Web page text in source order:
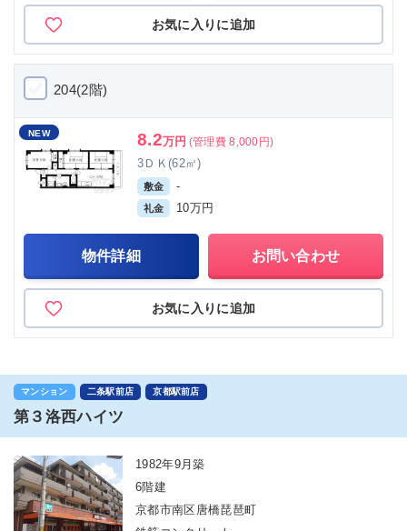
お気に入りに追加
204(2階)
NEW 8.2万円 (管理費 8,000円)
3ＤＫ(62㎡)
敷金 -
礼金 10万円
物件詳細 お問い合わせ
お気に入りに追加
マンション 二条駅前店 京都駅前店
第３洛西ハイツ
1982年9月築
6階建
京都市南区唐橋琵琶町